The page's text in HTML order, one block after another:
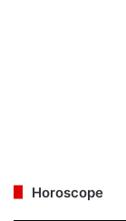
Horoscope